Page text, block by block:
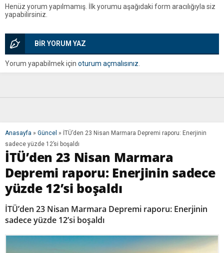
Henüz yorum yapılmamış. İlk yorumu aşağıdaki form aracılığıyla siz
yapabilirsiniz.
BİR YORUM YAZ
Yorum yapabilmek için oturum açmalısınız.
Anasayfa » Güncel » İTÜ’den 23 Nisan Marmara Depremi raporu: Enerjinin
sadece yüzde 12’si boşaldı
İTÜ’den 23 Nisan Marmara
Depremi raporu: Enerjinin sadece
yüzde 12’si boşaldı
İTÜ’den 23 Nisan Marmara Depremi raporu: Enerjinin
sadece yüzde 12’si boşaldı